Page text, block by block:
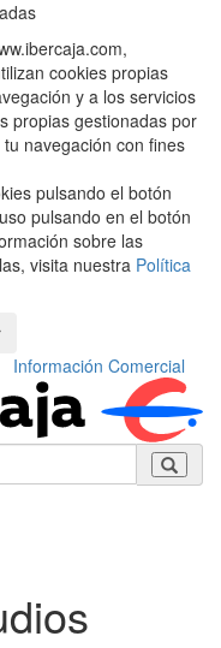
cookies propias
y a los servicios
propias gestionadas por
navegación con fines
pulsando el botón
pulsando en el botón
sobre las
visita nuestra Política
Información Comercial